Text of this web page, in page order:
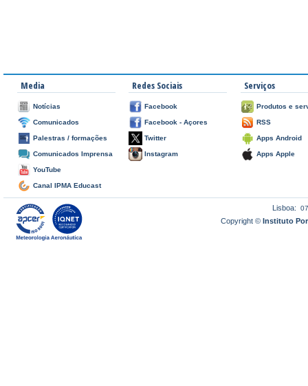
Media
Notícias
Comunicados
Palestras / formações
Comunicados Imprensa
YouTube
Canal IPMA Educast
Redes Sociais
Facebook
Facebook - Açores
Twitter
Instagram
Serviços
Produtos e
RSS
Apps Android
Apps Apple
Lisboa:
Copyright ©Instituto